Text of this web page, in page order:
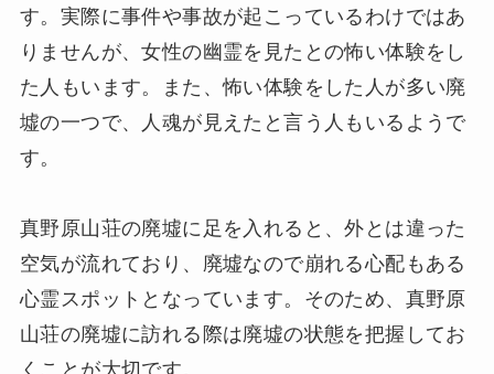
す。実際に事件や事故が起こっているわけではあ
りませんが、女性の幽霊を見たとの怖い体験をし
た人もいます。また、怖い体験をした人が多い廃
墟の一つで、人魂が見えたと言う人もいるようで
す。
真野原山荘の廃墟に足を入れると、外とは違った
空気が流れており、廃墟なので崩れる心配もある
心霊スポットとなっています。そのため、真野原
山荘の廃墟に訪れる際は廃墟の状態を把握してお